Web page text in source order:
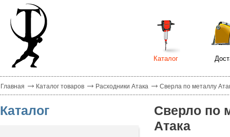
Каталог
Главная Каталог товаров Расходники Атака Сверла по металлу
Каталог
Сверло по
Атака